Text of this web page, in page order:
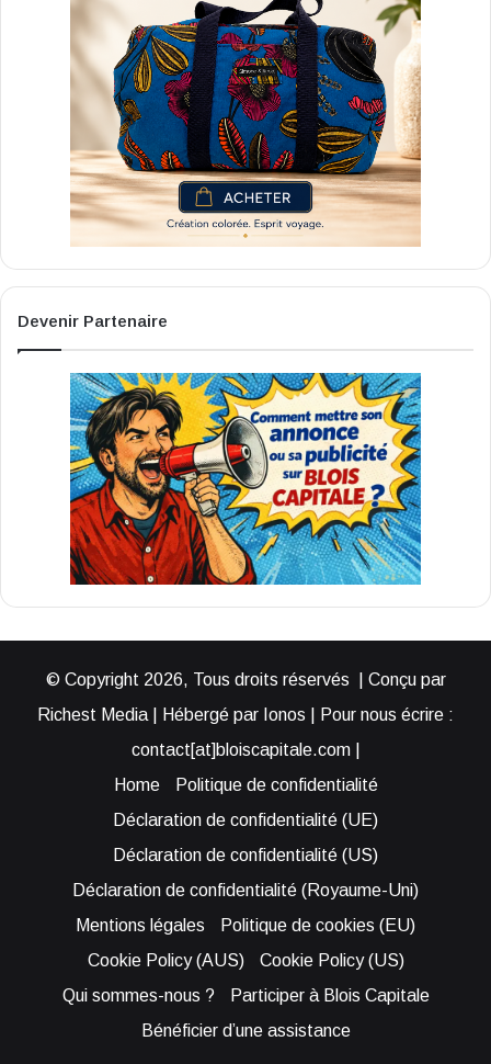
Devenir Partenaire
© Copyright 2026, Tous droits réservés | Conçu par
Richest Media | Hébergé par Ionos | Pour nous écrire :
contact[at]bloiscapitale.com |
Home
Politique de confidentialité
Déclaration de confidentialité (UE)
Déclaration de confidentialité (US)
Déclaration de confidentialité (Royaume-Uni)
Mentions légales
Politique de cookies (EU)
Cookie Policy (AUS)
Cookie Policy (US)
Qui sommes-nous ?
Participer à Blois Capitale
Bénéficier d’une assistance